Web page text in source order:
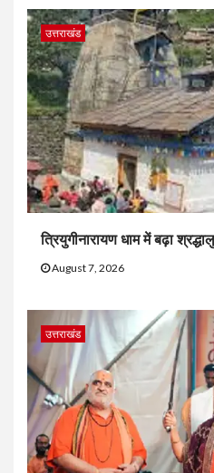
उत्तराखंड
त्रियुगीनारायण धाम में बढ़ा
August 7, 2026
उत्तराखंड